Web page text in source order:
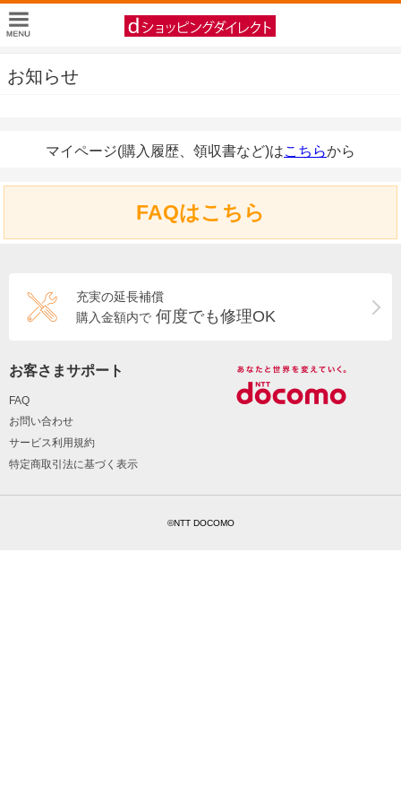
お知らせ
マイページ(購入履歴、領収書など)はこちらから
FAQはこちら
充実の延長補償
購入金額内で 何度でも修理OK
お客さまサポート
FAQ
お問い合わせ
サービス利用規約
特定商取引法に基づく表示
©NTT DOCOMO